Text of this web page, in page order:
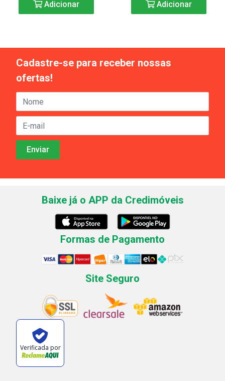
Adicionar Adicionar
Cadastre-se para receber nossas
ofertas!
Baixe já o APP da Credimóveis
Formas de Pagamento
Site Seguro
Verificada por